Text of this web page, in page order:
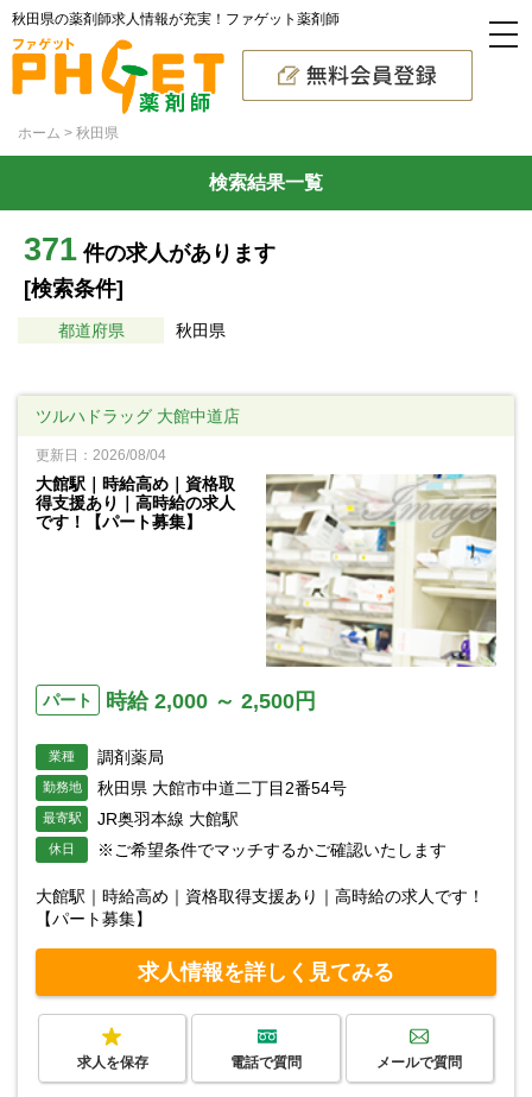
秋田県の薬剤師求人情報が充実！ファゲット薬剤師
ホーム 秋田県
検索結果一覧
371 件の求人があります
[検索条件]
都道府県 秋田県
ツルハドラッグ 大館中道店
更新日：2026/08/04
大館駅｜時給高め｜資格取
得支援あり｜高時給の求人
です！【パート募集】
パート 時給 2,000 ～ 2,500円
業種 調剤薬局
勤務地 秋田県 大館市中道二丁目2番54号
最寄駅 JR奥羽本線 大館駅
休日 ※ご希望条件でマッチするかご確認いたします
大館駅｜時給高め｜資格取得支援あり｜高時給の求人です！
【パート募集】
求人情報を詳しく見てみる
求人を保存 電話で質問 メールで質問